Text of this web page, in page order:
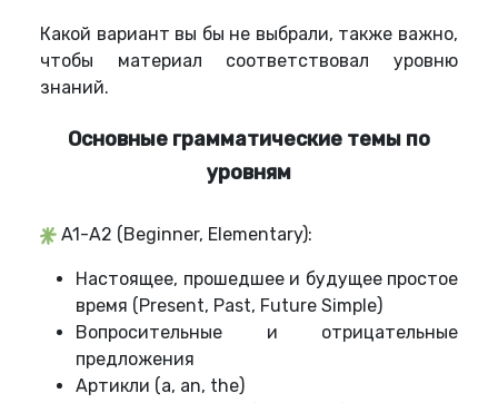
Какой вариант вы бы не выбрали, также важно,
чтобы материал соответствовал уровню
знаний.
Основные грамматические темы по
уровням
A1-A2 (Beginner, Elementary):
Настоящее, прошедшее и будущее простое
время (Present, Past, Future Simple)
Вопросительные и отрицательные
предложения
Артикли (a, an, the)